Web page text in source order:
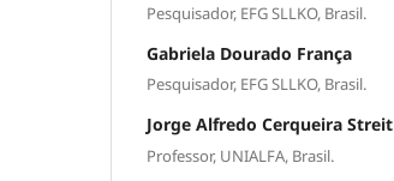
Pesquisador, EFG SLLKO, Brasil.
Gabriela Dourado França
Pesquisador, EFG SLLKO, Brasil.
Jorge Alfredo Cerqueira Streit
Professor, UNIALFA, Brasil.